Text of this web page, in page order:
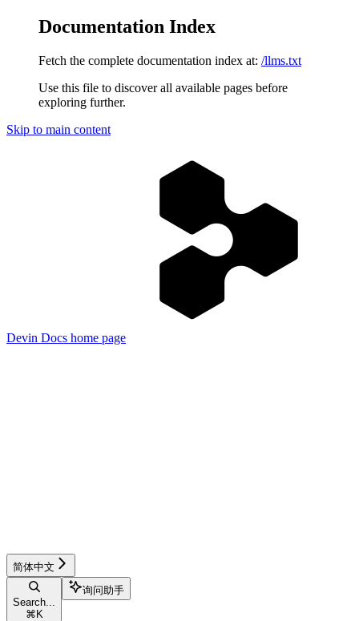
Documentation Index
Fetch the complete documentation index at: /llms.txt
Use this file to discover all available pages before
exploring further.
Skip to main content
Devin Docs home page
简体中文
Search...
⌘ K
询问助手